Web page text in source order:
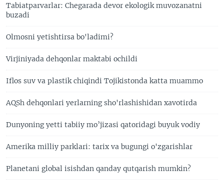
Tabiatparvarlar: Chegarada devor ekologik muvozanatni
buzadi
Olmosni yetishtirsa bo'ladimi?
Virjiniyada dehqonlar maktabi ochildi
Iflos suv va plastik chiqindi Tojikistonda katta muammo
AQSh dehqonlari yerlarning sho'rlashishidan xavotirda
Dunyoning yetti tabiiy mo’jizasi qatoridagi buyuk vodiy
Amerika milliy parklari: tarix va bugungi o'zgarishlar
Planetani global isishdan qanday qutqarish mumkin?